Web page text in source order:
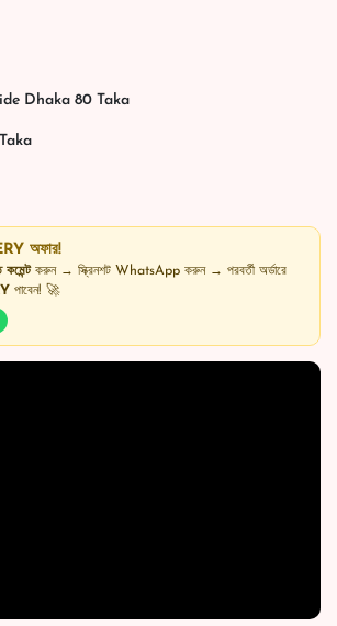
Dhaka 80 Taka
অফার!
কমেন্টকরুন → স্ক্রিনশট WhatsApp করুন → পরবর্তী অর্ডারে
পাবেন! 🚀